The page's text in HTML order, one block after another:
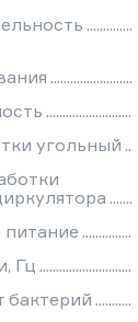
угольный
Гц
бактерий